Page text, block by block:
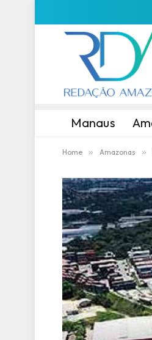
Manaus
Home » Amazonas »